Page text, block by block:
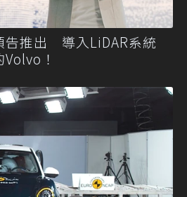
告推出 導入LiDAR系統
！